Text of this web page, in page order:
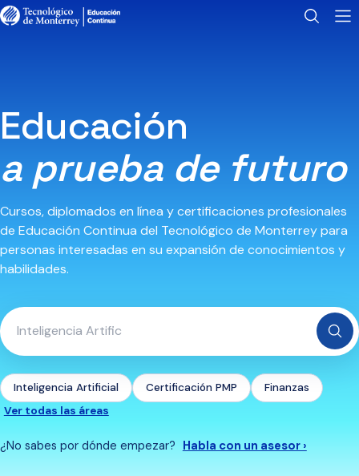
Educación
a prueba de futuro
Cursos, diplomados en línea y certificaciones profesionales
de Educación Continua del Tecnológico de Monterrey para
personas interesadas en su expansión de conocimientos y
habilidades.
Inteligencia Artificial Certificación PMP
Finanzas
Ver todas las áreas
¿No sabes por dónde empezar? Habla con un asesor ›